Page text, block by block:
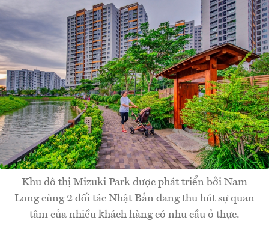
Khu đô thị Mizuki Park được phát triển bởi Nam
Long cùng 2 đối tác Nhật Bản đang thu hút sự quan
tâm của nhiều khách hàng có nhu cầu ở thực.